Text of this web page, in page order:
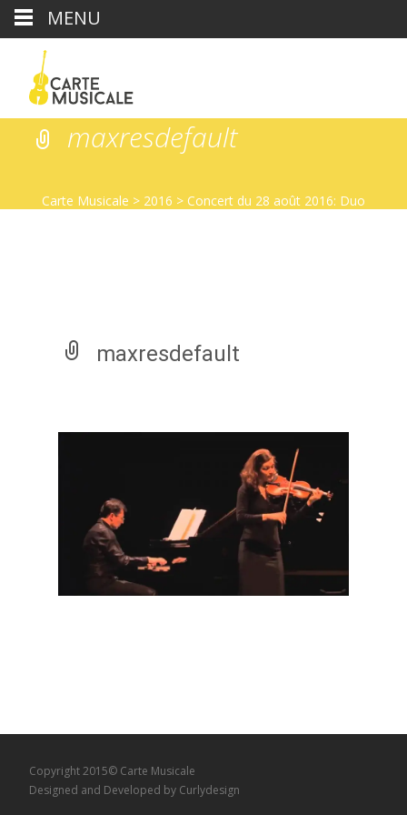
maxresdefault
Carte Musicale > 2016 > Concert du 28 août 2016: Duo
maxresdefault
Copyright 2015© Carte Musicale
Designed and Developed by Curlydesign
MENU